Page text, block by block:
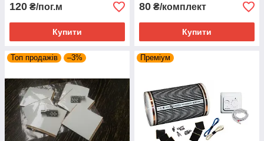
120 ₴/пог.м
Купити
80 ₴/комплект
Купити
Топ продажів –3% Преміум